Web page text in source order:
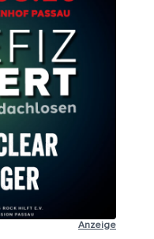
Anzeige